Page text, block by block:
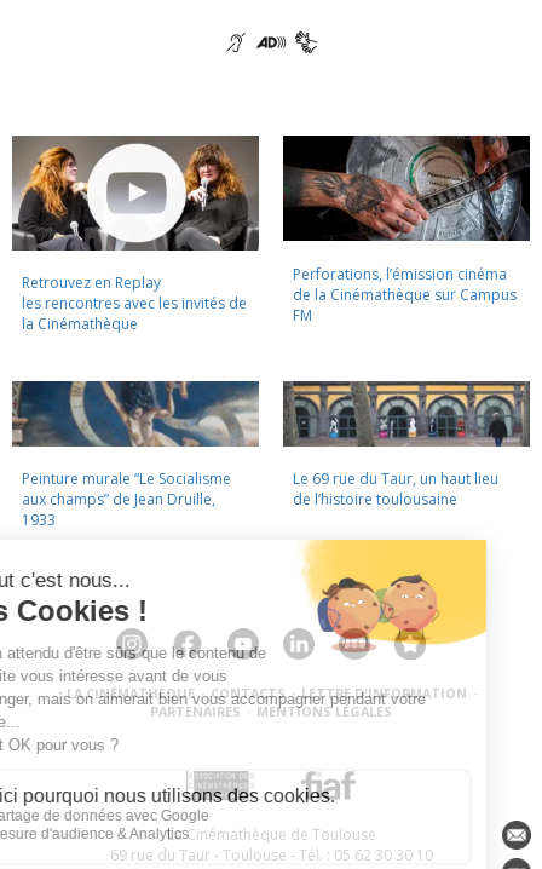
Retrouvez en Replay
les rencontres avec les invités de
la Cinémathèque
Perforations, l’émission cinéma
de la Cinémathèque sur Campus
FM
Peinture murale “Le Socialisme
aux champs” de Jean Druille,
1933
Le 69 rue du Taur, un haut lieu
de l’histoire toulousaine
LA CINÉMATHÈQUE · CONTACTS · LETTRE D'INFORMATION ·
PARTENAIRES · MENTIONS LÉGALES
La Cinémathèque de Toulouse
69 rue du Taur - Toulouse - Tél. : 05 62 30 30 10